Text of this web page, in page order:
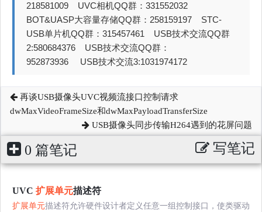
218581009 UVC相机QQ群：331552032
BOT&UASP大容量存储QQ群：258159197 STC-
USB单片机QQ群：315457461 USB技术交流QQ群
2:580684376 USB技术交流QQ群：
952873936 USB技术交流3:1031974172
再谈USB摄像头UVC视频流接口控制请求
dwMaxVideoFrameSize和dwMaxPayloadTransferSize
USB摄像头同步传输H264遇到的花屏问题
0 篇笔记 写笔记
UVC 扩展单元描述符
扩展单元描述符允许硬件设计者定义任意一组控制接口，使类驱动